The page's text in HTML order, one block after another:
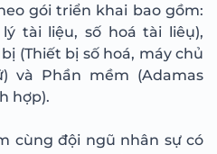
gói triển khai bao gồm:
tài liệu, số hoá tài liêụ),
(Thiết bị số hoá, máy chủ
và Phần mềm (Adamas
hợp).
cùng đội ngũ nhân sự có